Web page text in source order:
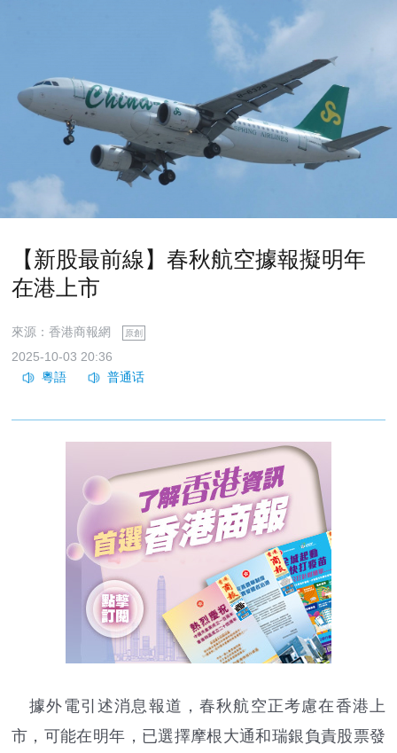
【新股最前線】春秋航空據報擬明年
在港上市
來源：香港商報網 原創
2025-10-03 20:36
據外電引述消息報道，春秋航空正考慮在香港上
市，可能在明年，已選擇摩根大通和瑞銀負責股票發